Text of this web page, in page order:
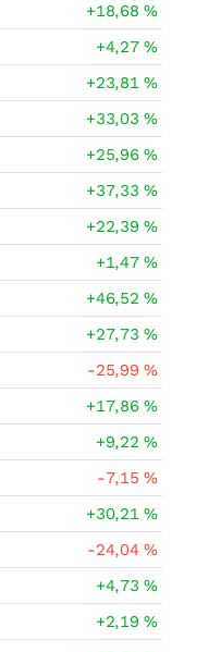
+18,68%
+4,27%
+23,81%
+33,03%
+25,96%
+37,33%
+22,39%
+1,47%
+46,52%
+27,73%
-25,99%
+17,86%
+9,22%
-7,15%
+30,21%
-24,04%
+4,73%
+2,19%